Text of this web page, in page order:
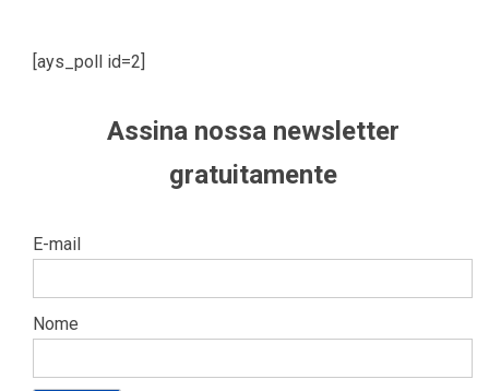
[ays_poll id=2]
Assina nossa newsletter
gratuitamente
E-mail
Nome